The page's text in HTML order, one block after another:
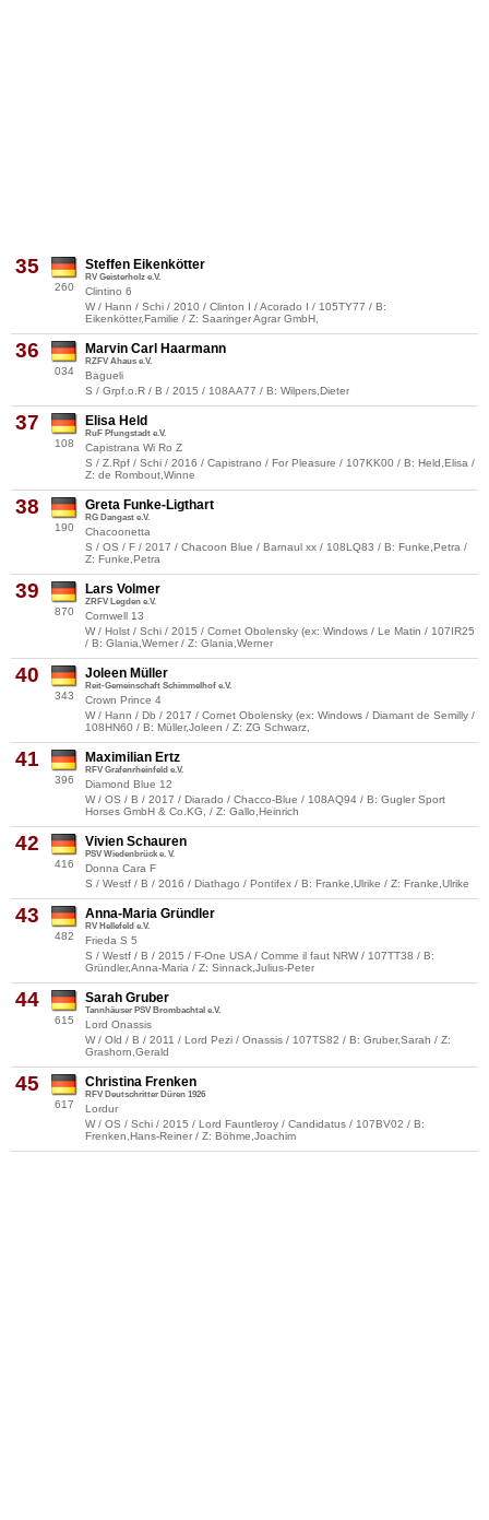
35
260
Steffen Eikenkötter
RV Geisterholz e.V.
Clintino 6
W / Hann / Schi / 2010 / Clinton I / Acorado I / 105TY77 / B:
Eikenkötter,Familie / Z: Saaringer Agrar GmbH,
36
034
Marvin Carl Haarmann
RZFV Ahaus e.V.
Bagueli
S / Grpf.o.R / B / 2015 / 108AA77 / B: Wilpers,Dieter
37
108
Elisa Held
RuF Pfungstadt e.V.
Capistrana Wi Ro Z
S / Z.Rpf / Schi / 2016 / Capistrano / For Pleasure / 107KK00 / B: Held,Elisa /
Z: de Rombout,Winne
38
190
Greta Funke-Ligthart
RG Dangast e.V.
Chacoonetta
S / OS / F / 2017 / Chacoon Blue / Barnaul xx / 108LQ83 / B: Funke,Petra /
Z: Funke,Petra
39
870
Lars Volmer
ZRFV Legden e.V.
Cornwell 13
W / Holst / Schi / 2015 / Cornet Obolensky (ex: Windows / Le Matin / 107IR25
/ B: Glania,Werner / Z: Glania,Werner
40
343
Joleen Müller
Reit-Gemeinschaft Schimmelhof e.V.
Crown Prince 4
W / Hann / Db / 2017 / Cornet Obolensky (ex: Windows / Diamant de Semilly /
108HN60 / B: Müller,Joleen / Z: ZG Schwarz,
41
396
Maximilian Ertz
RFV Grafenrheinfeld e.V.
Diamond Blue 12
W / OS / B / 2017 / Diarado / Chacco-Blue / 108AQ94 / B: Gugler Sport
Horses GmbH & Co.KG, / Z: Gallo,Heinrich
42
416
Vivien Schauren
PSV Wiedenbrück e. V.
Donna Cara F
S / Westf / B / 2016 / Diathago / Pontifex / B: Franke,Ulrike / Z: Franke,Ulrike
43
482
Anna-Maria Gründler
RV Hellefeld e.V.
Frieda S 5
S / Westf / B / 2015 / F-One USA / Comme il faut NRW / 107TT38 / B:
Gründler,Anna-Maria / Z: Sinnack,Julius-Peter
44
615
Sarah Gruber
Tannhäuser PSV Brombachtal e.V.
Lord Onassis
W / Old / B / 2011 / Lord Pezi / Onassis / 107TS82 / B: Gruber,Sarah / Z:
Grashorn,Gerald
45
617
Christina Frenken
RFV Deutschritter Düren 1926
Lordur
W / OS / Schi / 2015 / Lord Fauntleroy / Candidatus / 107BV02 / B:
Frenken,Hans-Reiner / Z: Böhme,Joachim